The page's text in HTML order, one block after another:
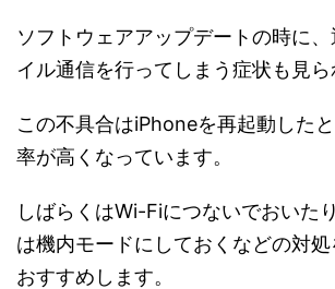
ソフトウェアアップデートの時に
イル通信を行ってしまう症状も見ら
この不具合はiPhoneを再起動した
率が高くなっています。
しばらくはWi-Fiにつないでおいた
は機内モードにしておくなどの対
おすすめします。